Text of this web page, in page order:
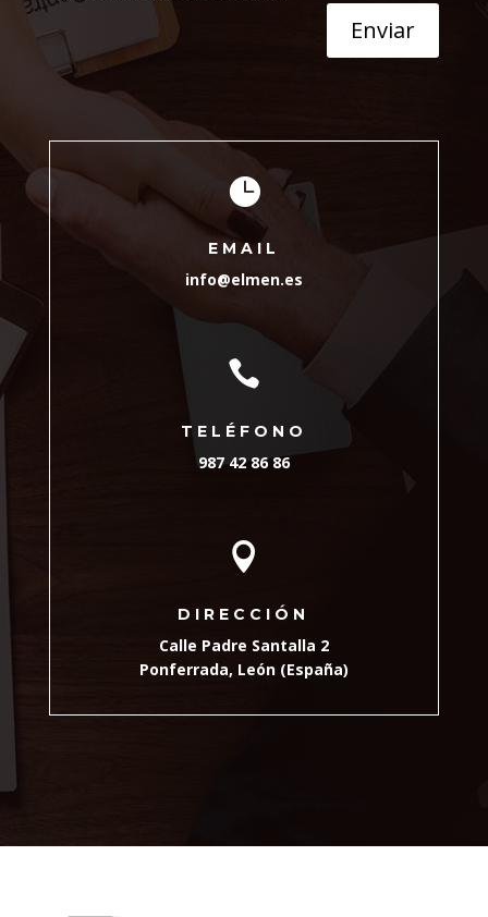
Enviar

EMAIL
info@elmen.es

TELÉFONO
987 42 86 86

DIRECCIÓN
Calle Padre Santalla 2
Ponferrada, León (España)